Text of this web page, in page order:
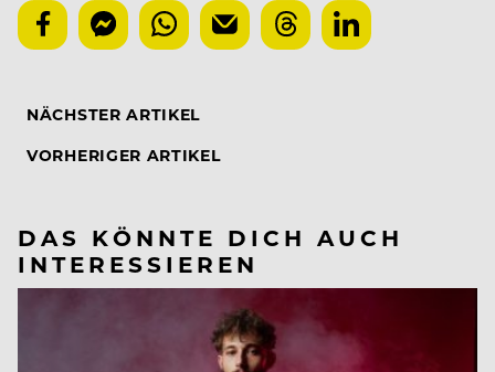
NÄCHSTER ARTIKEL
VORHERIGER ARTIKEL
DAS KÖNNTE DICH AUCH
INTERESSIEREN